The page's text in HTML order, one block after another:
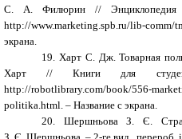
С.
А.Филюрин //
http://www.marketing.spb.ru/lib-
экрана.
19.
Харт С. Дж. Товарная
Харт // Книги для
http://robotlibrary.com/book/556-
politika.html. – Название с экрана.
20.
Шершньова З. Є.